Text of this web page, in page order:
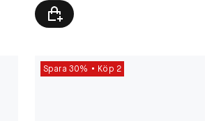
Spara 30% Köp 2